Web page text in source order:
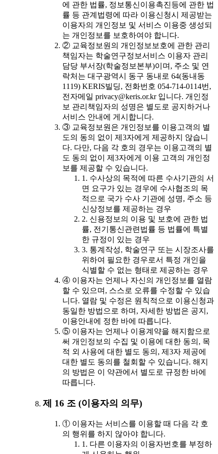
에 관한 법률, 정보통신이용촉진등에 관한 법
률 등 관계법령에 따라 이용신청시 제공받는
이용자의 개인정보 및 서비스 이용중 생성되
는 개인정보를 보호하여야 합니다.
② 교육정보원의 개인정보보호에 관한 관리
책임자는 학술연구정보서비스 이용자 관리
담당 부서장(학술정보본부)이며, 주소 및 연
락처는 대구광역시 동구 동내로 64(동내동
1119) KERIS빌딩, 전화번호 054-714-0114번,
전자메일 privacy@keris.or.kr 입니다. 개인정
보 관리책임자의 성명은 별도로 공지하거나
서비스 안내에 게시합니다.
③ 교육정보원은 개인정보를 이용고객의 별
도의 동의 없이 제3자에게 제공하지 않습니
다. 다만, 다음 각 호의 경우는 이용고객의 별
도 동의 없이 제3자에게 이용 고객의 개인정
보를 제공할 수 있습니다.
1. 수사상의 목적에 따른 수사기관의 서
면 요구가 있는 경우에 수사협조의 목
적으로 국가 수사 기관에 성명, 주소 등
신상정보를 제공하는 경우
2. 신용정보의 이용 및 보호에 관한 법
률, 전기통신관련법률 등 법률에 특별
한 규정이 있는 경우
3. 통계작성, 학술연구 또는 시장조사를
위하여 필요한 경우로서 특정 개인을
식별할 수 없는 형태로 제공하는 경우
④ 이용자는 언제나 자신의 개인정보를 열람
할 수 있으며, 스스로 오류를 수정할 수 있습
니다. 열람 및 수정은 원칙적으로 이용신청과
동일한 방법으로 하며, 자세한 방법은 공지,
이용안내에 정한 바에 따릅니다.
⑤ 이용자는 언제나 이용계약을 해지함으로
써 개인정보의 수집 및 이용에 대한 동의, 목
적 외 사용에 대한 별도 동의, 제3자 제공에
대한 별도 동의를 철회할 수 있습니다. 해지
의 방법은 이 약관에서 별도로 규정한 바에
따릅니다.
제 16 조 (이용자의 의무)
① 이용자는 서비스를 이용할 때 다음 각 호
의 행위를 하지 않아야 합니다.
1. 다른 이용자의 이용자번호를 부정하